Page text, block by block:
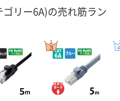
リー6A)の売れ筋ラン